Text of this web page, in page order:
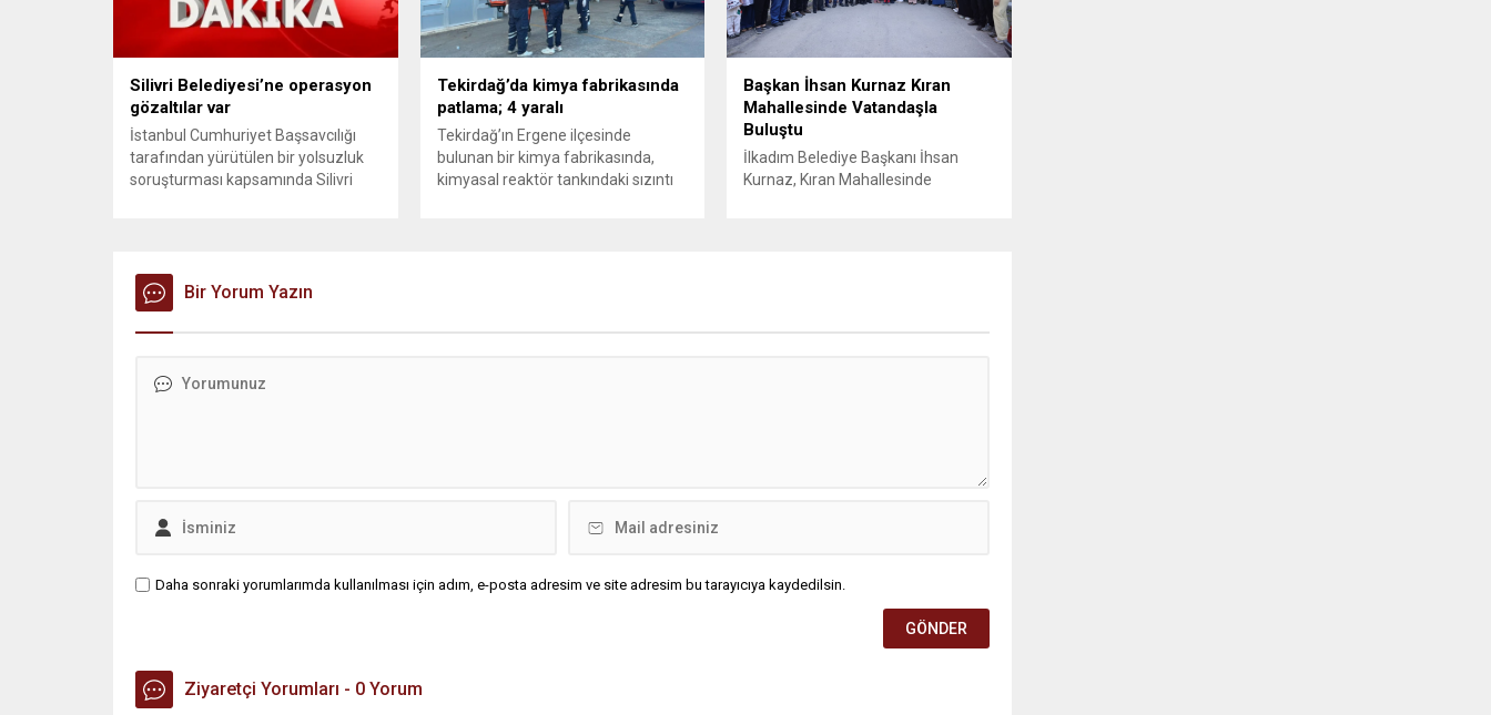
maliyetlerini karşılamaktan uzak
olduğunu savunarak fiyatların
yeniden değerlendirilmesi
çağrısında...
Yüksek Disiplin Kurulu’na (YDK) sevk
edilen ve partideki tüm
görevlerinden...
hale getiriyor. Hazine
Müsteşarlığına bağlı ilgili
kurumlarca...
Silivri Belediyesi’ne operasyon
gözaltılar var
İstanbul Cumhuriyet Başsavcılığı
tarafından yürütülen bir yolsuzluk
soruşturması kapsamında Silivri
bazı iş insanlarının da bulunduğu
çok sayıda kişi hakkında gözaltı
kararı uygulandı. Emniyet güçlerinin
inceleme ve arama çalışmaları
Tekirdağ’da kimya fabrikasında
patlama; 4 yaralı
Tekirdağ’ın Ergene ilçesinde
bulunan bir kimya fabrikasında,
kimyasal reaktör tankındaki sızıntı
güvenlik ve sızıntı incelemesi
Başkan İhsan Kurnaz Kıran
Mahallesinde Vatandaşla
Buluştu
İlkadım Belediye Başkanı İhsan
Kurnaz, Kıran Mahallesinde
kapsamında Kıran Mahallesini
Bir Yorum Yazın
Daha sonraki yorumlarımda kullanılması için adım, e-posta adresim ve site adresim bu tarayıcıya kaydedilsin.
Ziyaretçi Yorumları - 0 Yorum